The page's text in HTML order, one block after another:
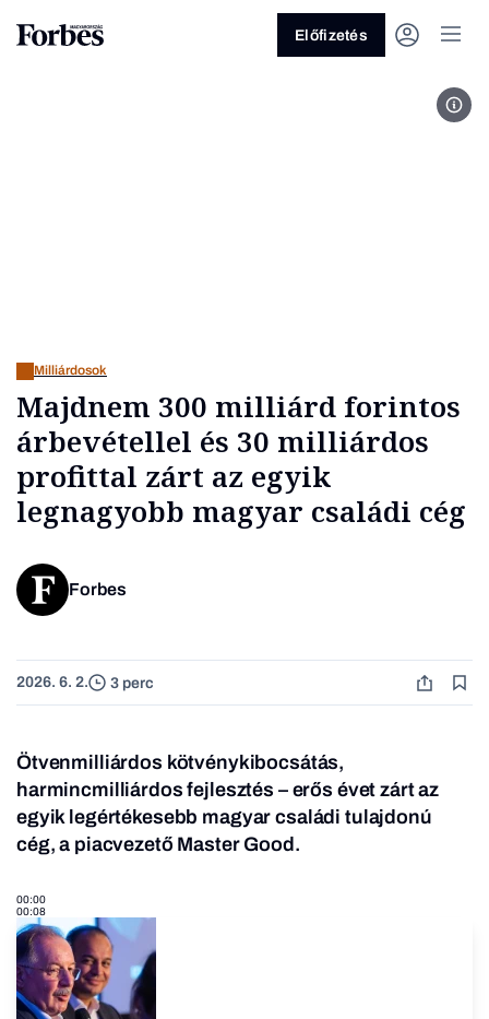
Előfizetés
Id.
Milliárdosok
Majdnem 300 milliárd forintos
árbevétellel és 30 milliárdos
profittal zárt az egyik
legnagyobb magyar családi cég
Forbes
2026. 6. 2. 3 perc
Ötvenmilliárdos kötvénykibocsátás,
harmincmilliárdos fejlesztés – erős évet zárt az
egyik legértékesebb magyar családi tulajdonú
cég, a piacvezető Master Good .
00:00
00:08